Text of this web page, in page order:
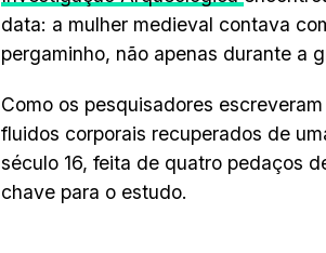
data: a mulher medieval contava
pergaminho, não apenas durante a
Como os pesquisadores
fluidos corporais recuperados de
século 16, feita de quatro pedaços
chave para o estudo.